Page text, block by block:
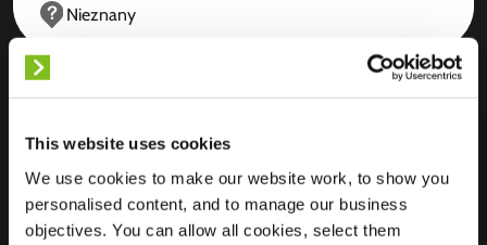
This website uses cookies
We use cookies to make our website work, to show you
personalised content, and to manage our business
objectives. You can allow all cookies, select them
Nieznany
Kerkstraat 61
7741 JX Coevorden
Holandia